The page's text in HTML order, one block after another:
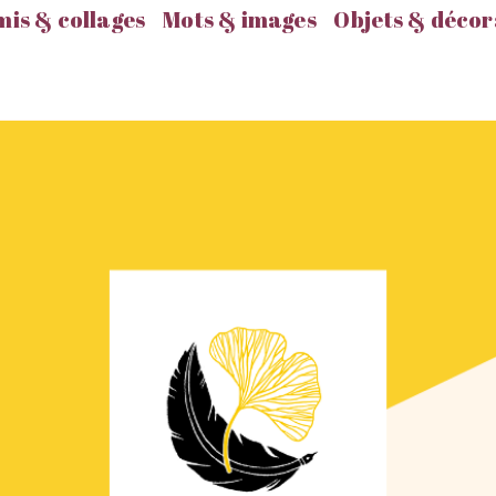
& collages Mots & images Objets &